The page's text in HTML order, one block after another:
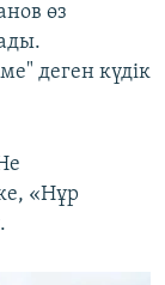
өз
деген күдік
«Нұр